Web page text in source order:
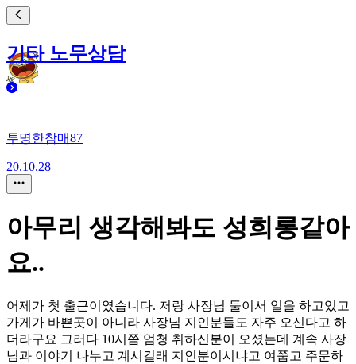
기타 노무상담
투명한참매87
20.10.28
아무리 생각해봐도 성희롱같아
요..
어제가 첫 출근이였습니다. 저랑 사장님 둘이서 일을 하고있고
가게가 바쁜곳이 아니라 사장님 지인분들도 자주 오신다고 하
더라구요 그러다 10시쯤 엄청 취하신분이 오셨는데 계속 사장
님과 이야기 나누고 계시길래 지인분이시냐고 여쭙고 주문하